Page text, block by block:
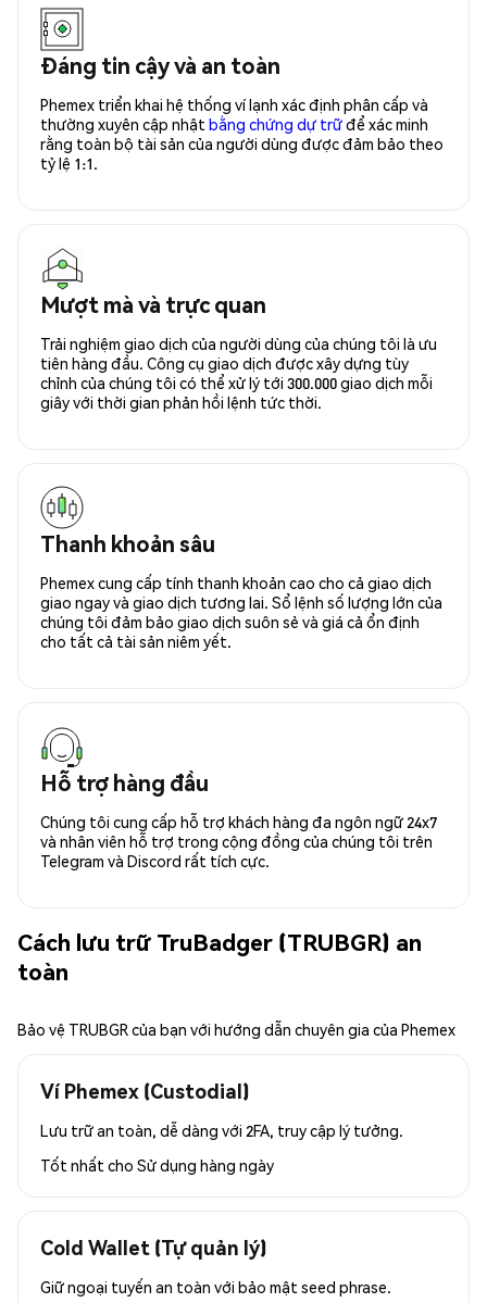
Đáng tin cậy và an toàn
Phemex triển khai hệ thống ví lạnh xác định phân cấp và
thường xuyên cập nhật bằng chứng dự trữđể xác minh
rằng toàn bộ tài sản của người dùng được đảm bảo theo
tỷ lệ 1:1.
Mượt mà và trực quan
Trải nghiệm giao dịch của người dùng của chúng tôi là ưu
tiên hàng đầu. Công cụ giao dịch được xây dựng tùy
chỉnh của chúng tôi có thể xử lý tới 300.000 giao dịch mỗi
giây với thời gian phản hồi lệnh tức thời.
Thanh khoản sâu
Phemex cung cấp tính thanh khoản cao cho cả giao dịch
giao ngay và giao dịch tương lai. Sổ lệnh số lượng lớn của
chúng tôi đảm bảo giao dịch suôn sẻ và giá cả ổn định
cho tất cả tài sản niêm yết.
Hỗ trợ hàng đầu
Chúng tôi cung cấp hỗ trợ khách hàng đa ngôn ngữ 24x7
và nhân viên hỗ trợ trong cộng đồng của chúng tôi trên
Telegram và Discord rất tích cực.
Cách lưu trữ TruBadger (TRUBGR) an
toàn
Bảo vệ TRUBGR của bạn với hướng dẫn chuyên gia của Phemex
Ví Phemex (Custodial)
Lưu trữ an toàn, dễ dàng với 2FA, truy cập lý tưởng.
Tốt nhất cho Sử dụng hàng ngày
Cold Wallet (Tự quản lý)
Giữ ngoại tuyến an toàn với bảo mật seed phrase.